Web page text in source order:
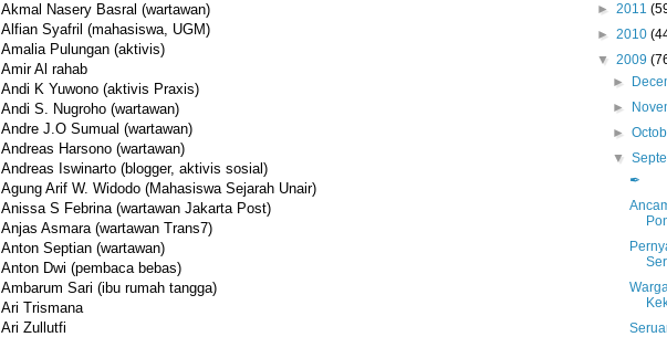
Akmal Nasery Basral (wartawan)
Alfian Syafril (mahasiswa, UGM)
Amalia Pulungan (aktivis)
Amir Al rahab
Andi K Yuwono (aktivis Praxis)
Andi S. Nugroho (wartawan)
Andre J.O Sumual (wartawan)
Andreas Harsono (wartawan)
Andreas Iswinarto (blogger, aktivis sosial)
Agung Arif W. Widodo (Mahasiswa Sejarah Unair)
Anissa S Febrina (wartawan Jakarta Post)
Anjas Asmara (wartawan Trans7)
Anton Septian (wartawan)
Anton Dwi (pembaca bebas)
Ambarum Sari (ibu rumah tangga)
Ari Trismana
Ari Zullutfi
► 2011
► 2010
▼ 2009
►
►
►
▼
✒